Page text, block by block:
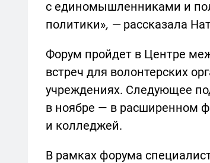
с единомышленниками и
политики», —рассказала
Форум пройдет в Центре
встреч для волонтерских
учреждениях. Следующее
в ноябре — в расширенном
и колледжей.
В рамках форума